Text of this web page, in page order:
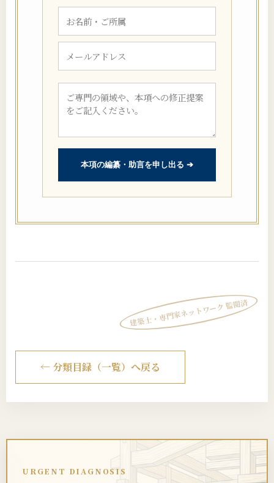
本項の編纂・助言を申し出る ➔
建築士・専門家ネットワーク 監閲済
← 分類目録（一覧）へ戻る
URGENT DIAGNOSIS